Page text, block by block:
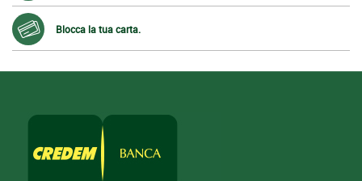
Blocca la tua carta.